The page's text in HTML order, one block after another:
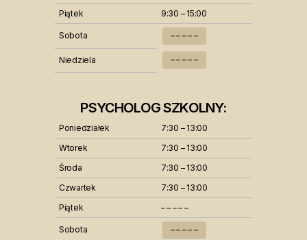
Piątek
9:30 – 15:00
Sobota – – – – –
Niedziela – – – – –
PSYCHOLOG SZKOLNY:
Poniedziałek
7:30 – 13:00
Wtorek
7:30 – 13:00
Środa
7:30 – 13:00
Czwartek
7:30 – 13:00
Piątek
– – – – –
Sobota – – – – –